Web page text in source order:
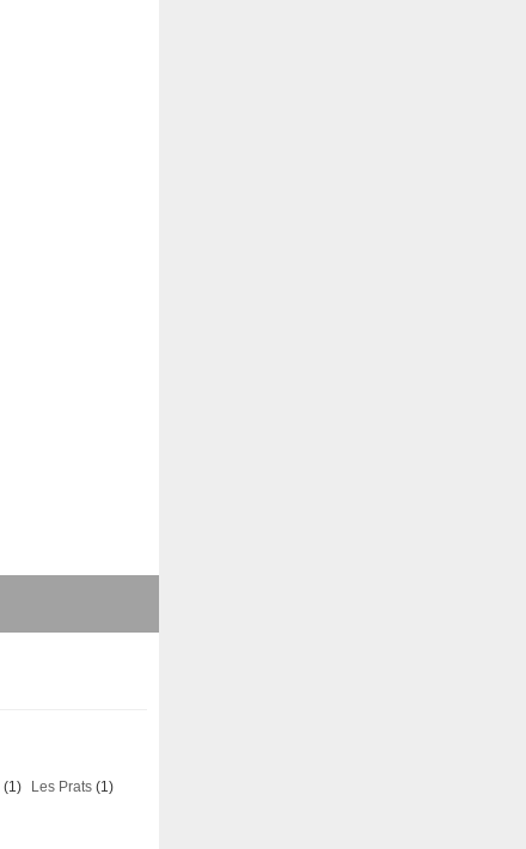
(1) Les Prats (1)